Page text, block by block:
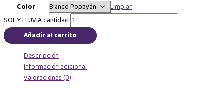
Color
Limpiar
SOL Y LLUVIA cantidad
Añadir al carrito
Descripción
Información adicional
Valoraciones (0)